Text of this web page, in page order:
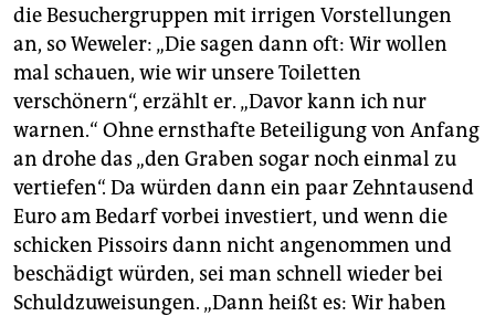
die Besuchergruppen mit irrigen Vorstellungen
an, so Weweler: „Die sagen dann oft: Wir wollen
mal schauen, wie wir unsere Toiletten
verschönern“, erzählt er. „Davor kann ich nur
warnen.“ Ohne ernsthafte Beteiligung von Anfang
an drohe das „den Graben sogar noch einmal zu
vertiefen“. Da würden dann ein paar Zehntausend
Euro am Bedarf vorbei investiert, und wenn die
schicken Pissoirs dann nicht angenommen und
beschädigt würden, sei man schnell wieder bei
Schuldzuweisungen. „Dann heißt es: Wir haben